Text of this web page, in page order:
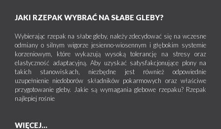
JAKI RZEPAK WYBRAĆ NA SŁABE GLEBY?
Wybierając rzepak na słabe gleby, należy zdecydować się na wczesne
odmiany o silnym wigorze jesienno-wiosennym i głębokim systemie
korzeniowym, które wykazują wysoką tolerancję na stresy oraz
elastyczność adaptacyjną. Aby uzyskać satysfakcjonujące plony na
takich stanowiskach, niezbędne jest również odpowiednie
uzupełnienie niedoborów składników pokarmowych oraz właściwe
przygotowanie gleby. Jakie są wymagania glebowe rzepaku? Rzepak
najlepiej rośnie
WIĘCEJ...